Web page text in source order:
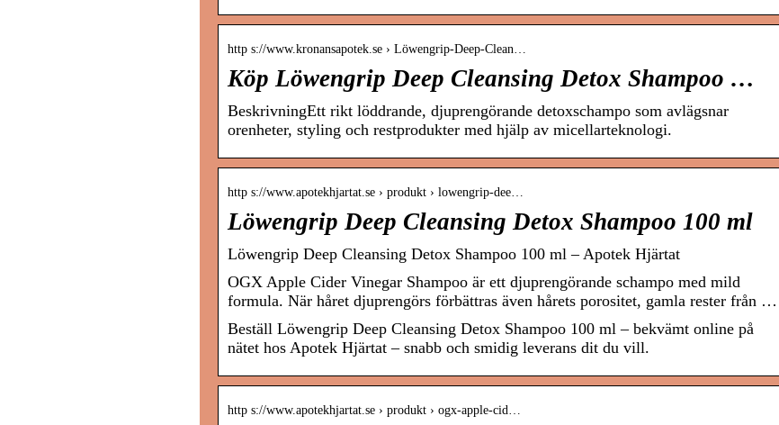
http s://www.kronansapotek.se › Löwengrip-Deep-Clean…
Köp Löwengrip Deep Cleansing Detox Shampoo …
BeskrivningEtt rikt löddrande, djuprengörande detoxschampo som avlägsnar
orenheter, styling och restprodukter med hjälp av micellarteknologi.
http s://www.apotekhjartat.se › produkt › lowengrip-dee…
Löwengrip Deep Cleansing Detox Shampoo 100 ml
Löwengrip Deep Cleansing Detox Shampoo 100 ml – Apotek Hjärtat
OGX Apple Cider Vinegar Shampoo är ett djuprengörande schampo med mild
formula. När håret djuprengörs förbättras även hårets porositet, gamla rester från …
Beställ Löwengrip Deep Cleansing Detox Shampoo 100 ml – bekvämt online på
nätet hos Apotek Hjärtat – snabb och smidig leverans dit du vill.
http s://www.apotekhjartat.se › produkt › ogx-apple-cid…